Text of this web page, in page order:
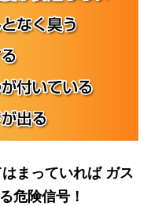
まっていればガス
危険信号！